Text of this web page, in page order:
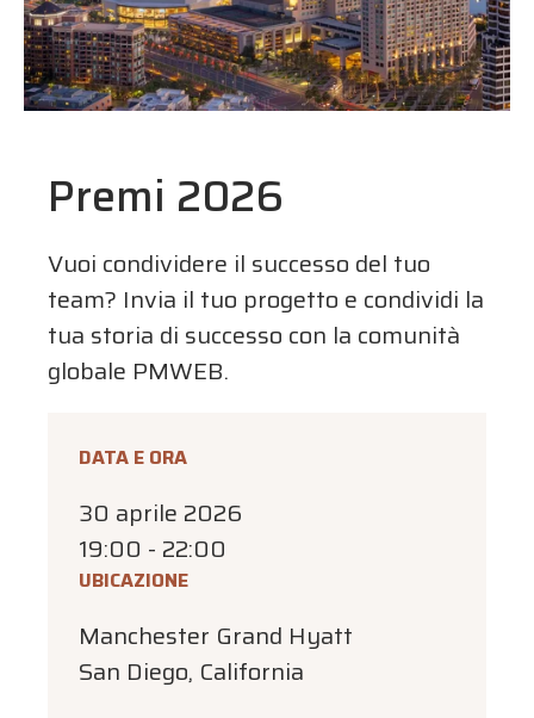
Premi 2026
Vuoi condividere il successo del tuo
team? Invia il tuo progetto e condividi la
tua storia di successo con la comunità
globale PMWEB.
DATA E ORA
30 aprile 2026
19:00 - 22:00
UBICAZIONE
Manchester Grand Hyatt
San Diego, California